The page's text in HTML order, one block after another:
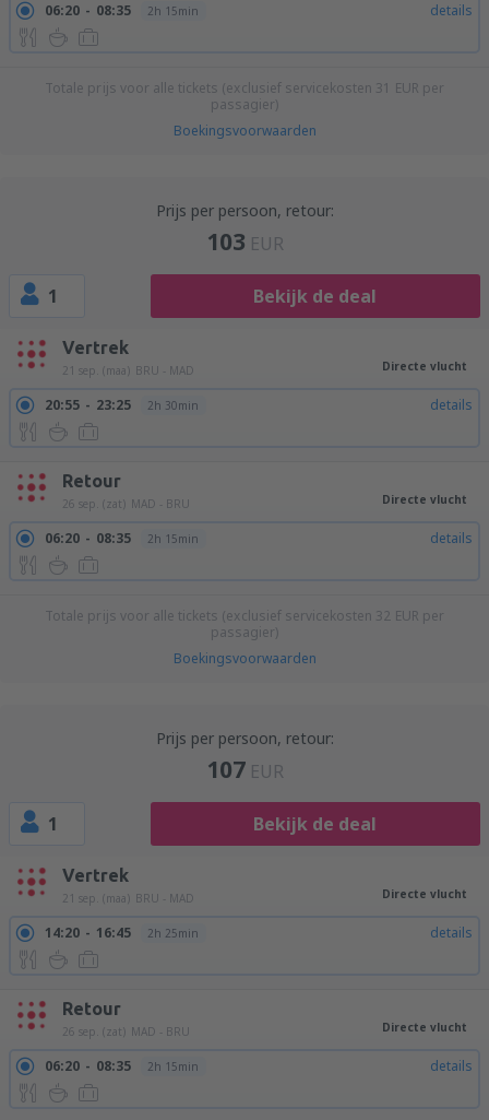
06:20 08:35 2h 15min details
Totale prijs voor alle tickets (exclusief servicekosten 31 EUR per
passagier)
Boekingsvoorwaarden
Prijs per persoon, retour:
103 EUR
1 Bekijk de deal
Vertrek
21 sep. (maa) BRU - MAD Directe vlucht
20:55 23:25 2h 30min details
Retour
26 sep. (zat) MAD - BRU Directe vlucht
06:20 08:35 2h 15min details
Totale prijs voor alle tickets (exclusief servicekosten 32 EUR per
passagier)
Boekingsvoorwaarden
Prijs per persoon, retour:
107 EUR
1 Bekijk de deal
Vertrek
21 sep. (maa) BRU - MAD Directe vlucht
14:20 16:45 2h 25min details
Retour
26 sep. (zat) MAD - BRU Directe vlucht
06:20 08:35 2h 15min details